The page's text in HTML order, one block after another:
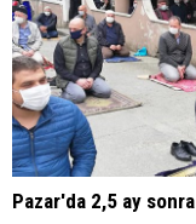
Pazar'da 2,5 ay